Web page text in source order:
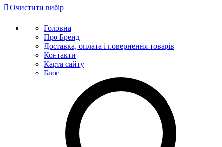
Очистити вибір
Головна
Про Бренд
Доставка, оплата і повернення товарів
Контакти
Карта сайту
Блог